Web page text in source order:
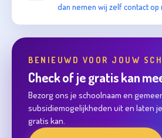
dan nemen wij zelf contact
BENIEUWD VOOR JOUW
Check of je gratis kan
Bezorg ons je schoolnaam en
subsidiemogelijkheden uit en laten
gratis kan.